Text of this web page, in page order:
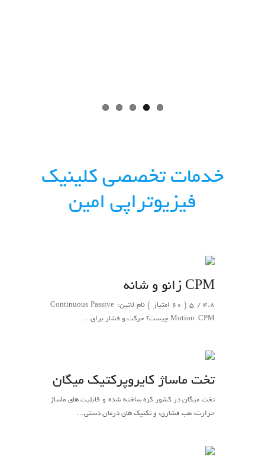
خدمات تخصصی کلینیک
فیزیوتراپی امین
CPM زانو و شانه
4.8 / 5 ( 60 امتیاز ) نام لاتین: Continuous Passive
Motion ‌‌ CPM چیست؟ حرکت و فشار برای...
تخت ماساژ کایروپرکتیک میگان
تخت میگان در کشور کره ساخته شده و قابلیت های ماساژ
حرارت، طب فشاری، و تکنیک های درمان دستی...